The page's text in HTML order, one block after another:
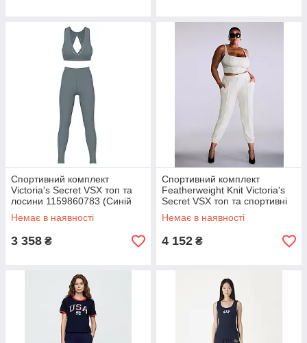
Спортивний комплект
Victoria's Secret VSX топ та
лосини 1159860783 (Синій
XL)
Немає в наявності
3 358 ₴
Спортивний комплект
Featherweight Knit Victoria's
Secret VSX топ та спортивні
штани 1159859749
(Молочний L)
Немає в наявності
4 152 ₴